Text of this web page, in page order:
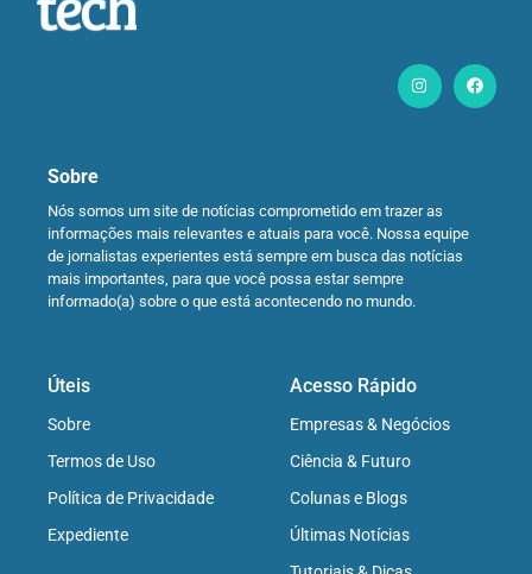
Sobre
Nós somos um site de notícias comprometido em trazer as
informações mais relevantes e atuais para você. Nossa equipe
de jornalistas experientes está sempre em busca das notícias
mais importantes, para que você possa estar sempre
informado(a) sobre o que está acontecendo no mundo.
Úteis
Sobre
Termos de Uso
Política de Privacidade
Expediente
Acesso Rápido
Empresas & Negócios
Ciência & Futuro
Colunas e Blogs
Últimas Notícias